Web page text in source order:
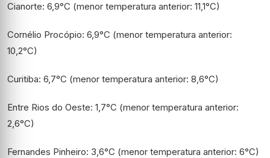
Cianorte: 6,9°C (menor temperatura anterior: 11,1°C)
Cornélio Procópio: 6,9°C (menor temperatura anterior:
10,2°C)
Curitiba: 6,7°C (menor temperatura anterior: 8,6°C)
Entre Rios do Oeste: 1,7°C (menor temperatura anterior:
2,6°C)
Fernandes Pinheiro: 3,6°C (menor temperatura anterior: 6°C)